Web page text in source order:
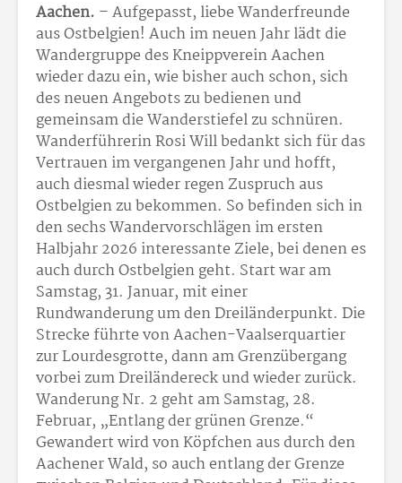
Aachen. – Aufgepasst, liebe Wanderfreunde
aus Ostbelgien! Auch im neuen Jahr lädt die
Wandergruppe des Kneippverein Aachen
wieder dazu ein, wie bisher auch schon, sich
des neuen Angebots zu bedienen und
gemeinsam die Wanderstiefel zu schnüren.
Wanderführerin Rosi Will bedankt sich für das
Vertrauen im vergangenen Jahr und hofft,
auch diesmal wieder regen Zuspruch aus
Ostbelgien zu bekommen. So befinden sich in
den sechs Wandervorschlägen im ersten
Halbjahr 2026 interessante Ziele, bei denen es
auch durch Ostbelgien geht. Start war am
Samstag, 31. Januar, mit einer
Rundwanderung um den Dreiländerpunkt. Die
Strecke führte von Aachen-Vaalserquartier
zur Lourdesgrotte, dann am Grenzübergang
vorbei zum Dreiländereck und wieder zurück.
Wanderung Nr. 2 geht am Samstag, 28.
Februar, „Entlang der grünen Grenze.“
Gewandert wird von Köpfchen aus durch den
Aachener Wald, so auch entlang der Grenze